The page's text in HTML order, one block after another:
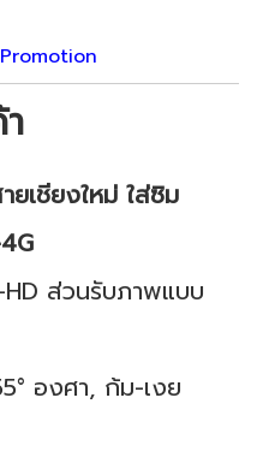
Promotion
ยเชียงใหม่ ใส่ซิม
ส่วนรับภาพแบบ
องศา, ก้ม-เงย